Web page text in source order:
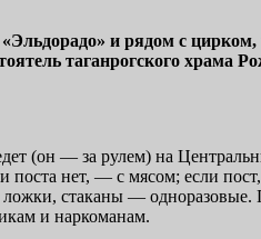
«Эльдорадо» и рядом с
таганрогского храма
(он — за рулем) на
поста нет, — с мясом; если
стаканы —
и наркоманам.